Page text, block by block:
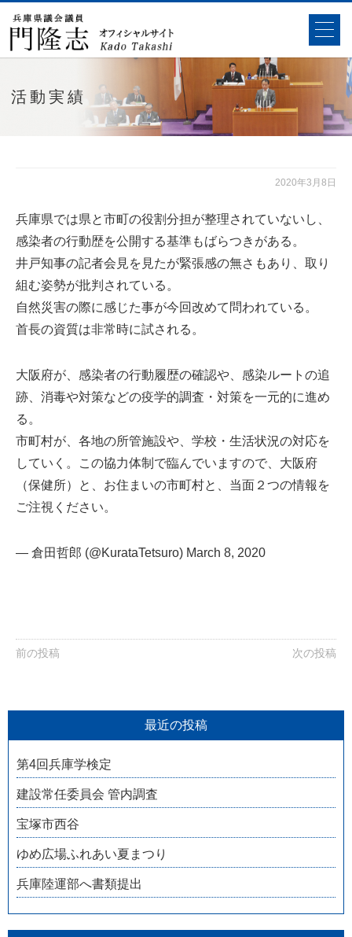
活動実績
2020年3月8日
兵庫県では県と市町の役割分担が整理されていないし、
感染者の行動歴を公開する基準もばらつきがある。
井戸知事の記者会見を見たが緊張感の無さもあり、取り
組む姿勢が批判されている。
自然災害の際に感じた事が今回改めて問われている。
首長の資質は非常時に試される。
大阪府が、感染者の行動履歴の確認や、感染ルートの追
跡、消毒や対策などの疫学的調査・対策を一元的に進め
る。
市町村が、各地の所管施設や、学校・生活状況の対応を
していく。この協力体制で臨んでいますので、大阪府
（保健所）と、お住まいの市町村と、当面２つの情報を
ご注視ください。
— 倉田哲郎 (@KurataTetsuro) March 8, 2020
前の投稿 次の投稿
最近の投稿
第4回兵庫学検定
建設常任委員会 管内調査
宝塚市西谷
ゆめ広場ふれあい夏まつり
兵庫陸運部へ書類提出